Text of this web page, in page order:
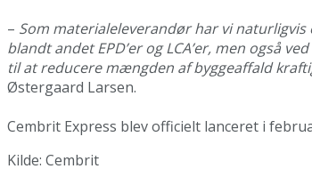
– Som materialeleverandør har vi
blandt andet EPD’er og LCA’er, men også
til at reducere mængden af byggeaffald
Østergaard Larsen.
Cembrit Express blev officielt lanceret i
Kilde: Cembrit